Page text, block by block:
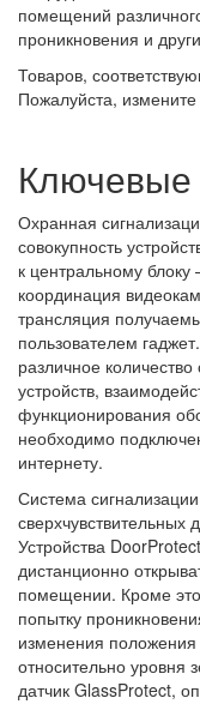
помещений
проникновения и
Товаров,
Пожалуйста,
Ключевые
Охранная
совокупность
к центральному
координация
трансляция
пользователем
различное
устройств,
функционирования
необходимо
интернету.
Система
сверхчувствительных
Устройства
дистанционно
помещении. Кроме
попытку
изменения положения
относительно уровня
датчик GlassProtect,